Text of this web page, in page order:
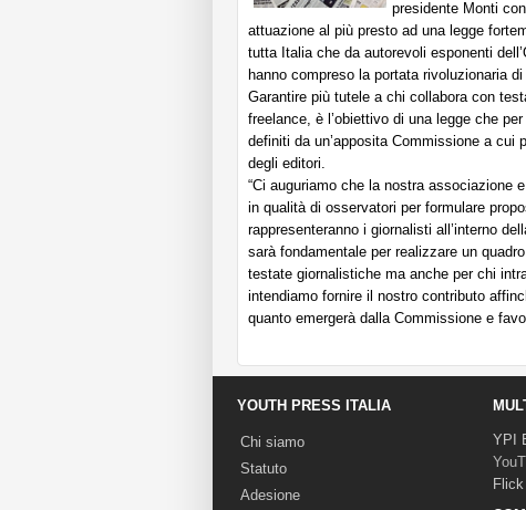
presidente Monti
attuazione al più presto ad una legge
tutta Italia che da autorevoli esponenti
hanno compreso la portata rivoluzionaria
Garantire più tutele a chi collabora con
freelance, è l’obiettivo di una legge che
definiti da un’apposita Commissione a cui
degli editori.
“Ci auguriamo che la nostra associazione
in qualità di osservatori per formulare
rappresenteranno i giornalisti all’interno
sarà fondamentale per realizzare un
testate giornalistiche ma anche per chi
intendiamo fornire il nostro contributo
quanto emergerà dalla Commissione e
YOUTH PRESS ITALIA
Chi siamo
Statuto
Adesione
YPI
Flick